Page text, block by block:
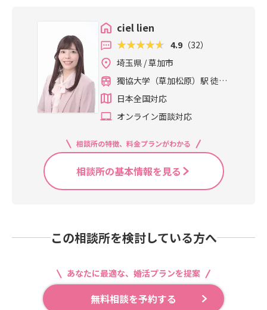
ciel lien
4.9 （32）
埼玉県 / 草加市
獨協大学（草加松原）駅 徒歩
4分
日本全国対応
オンライン面談対応
相談所の特徴、料金プランがわかる
相談所の基本情報を見る
この相談所を検討している方へ
あなたに最適な、婚活プランを提案
無料相談を予約する